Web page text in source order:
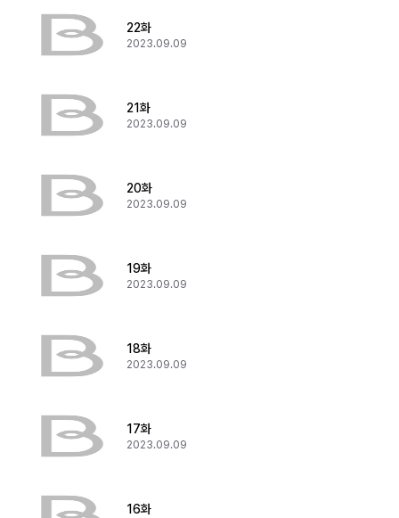
22화
2023.09.09
21화
2023.09.09
20화
2023.09.09
19화
2023.09.09
18화
2023.09.09
17화
2023.09.09
16화